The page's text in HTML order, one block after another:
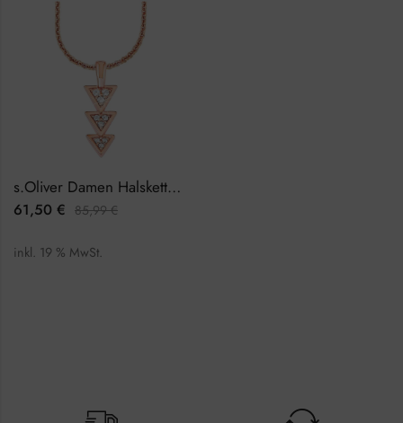
s.Oliver Damen Halskette 9034116
61,50 € 85,99€
inkl. 19 % MwSt.